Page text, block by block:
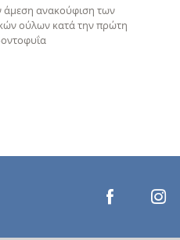
άμεση ανακούφιση των
ούλων κατά την πρώτη